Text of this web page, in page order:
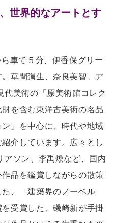
世界的なアートとす
車で５分、伊香保グリー
草間彌生、奈良美智、ア
美術の「原美術館コレク
を含む東洋古美術の名品
」を中心に、時代や地域
介しています。広々とし
アソン、李禹煥など、国内
品を鑑賞しながらの散策
、「建築界のノーベル
受賞した、磯崎新が手掛